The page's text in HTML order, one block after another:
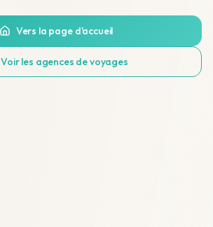
Vers la page d'accueil
Voir les agences de voyages